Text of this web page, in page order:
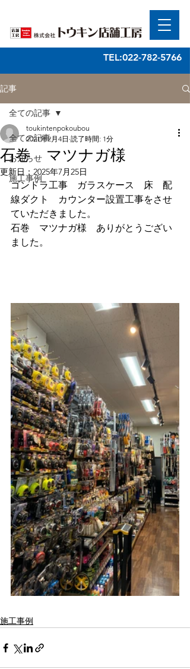
TEL:022-782-5766
記事
全ての記事
お知らせ
施工事例
全ての記事
石巻 マツナガ様
toukintenpokoubou
2021年2月4日 読了時間: 1分
更新日： 2025年7月25日
ゴンドラ工事　ガラスケース　床　配
線ダクト　カウンター設置工事をさせ
ていただきました。
石巻　マツナガ様　ありがとうござい
ました。
施工事例